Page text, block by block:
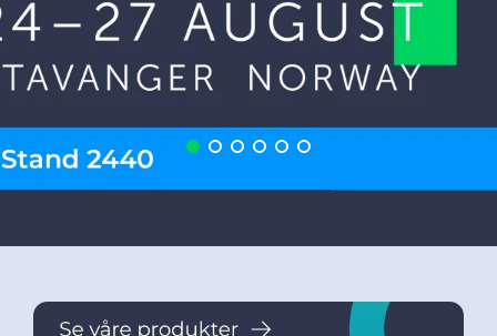
DoP
Bærekraft
Kontakt oss
Om oss